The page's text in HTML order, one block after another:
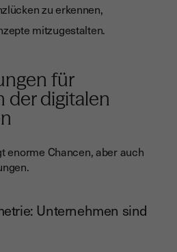
zu erkennen,
mitzugestalten.
für
der digitalen
enorme Chancen, aber auch
Unternehmen sind